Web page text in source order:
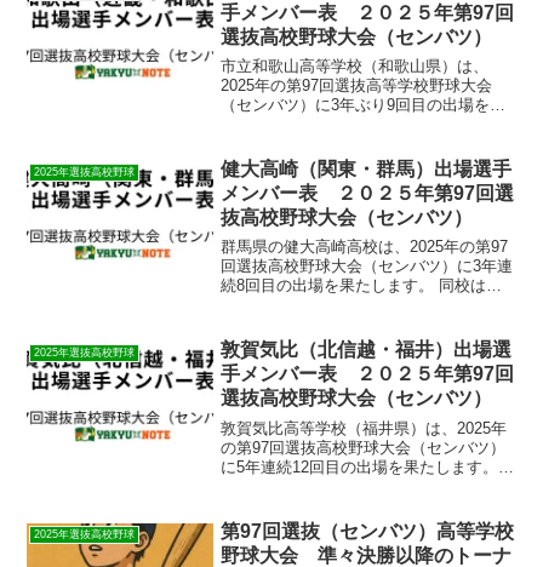
手メンバー表 ２０２５年第97回
選抜高校野球大会（センバツ）
市立和歌山高等学校（和歌山県）は、
2025年の第97回選抜高等学校野球大会
（センバツ）に3年ぶり9回目の出場を果
出となりました。​初戦は大会第2日目（3
月19日）...
2025年選抜高校野球
健大高崎（関東・群馬）出場選手
メンバー表 ２０２５年第97回選
抜高校野球大会（センバツ）
​群馬県の健大高崎高校は、2025年の第97
回選抜高校野球大会（センバツ）に3年連
続8回目の出場を果たします。 ​同校は
す。 ​昨秋の関東大会では、霞ケ浦（茨城
2...
2025年選抜高校野球
敦賀気比（北信越・福井）出場選
手メンバー表 ２０２５年第97回
選抜高校野球大会（センバツ）
​敦賀気比高等学校（福井県）は、2025年
の第97回選抜高校野球大会（センバツ）
に5年連続12回目の出場を果たします。 ​
安定した戦績を残しています。 ​しかし、
過去...
2025年選抜高校野球
第97回選抜（センバツ）高等学校
野球大会 準々決勝以降のトーナ